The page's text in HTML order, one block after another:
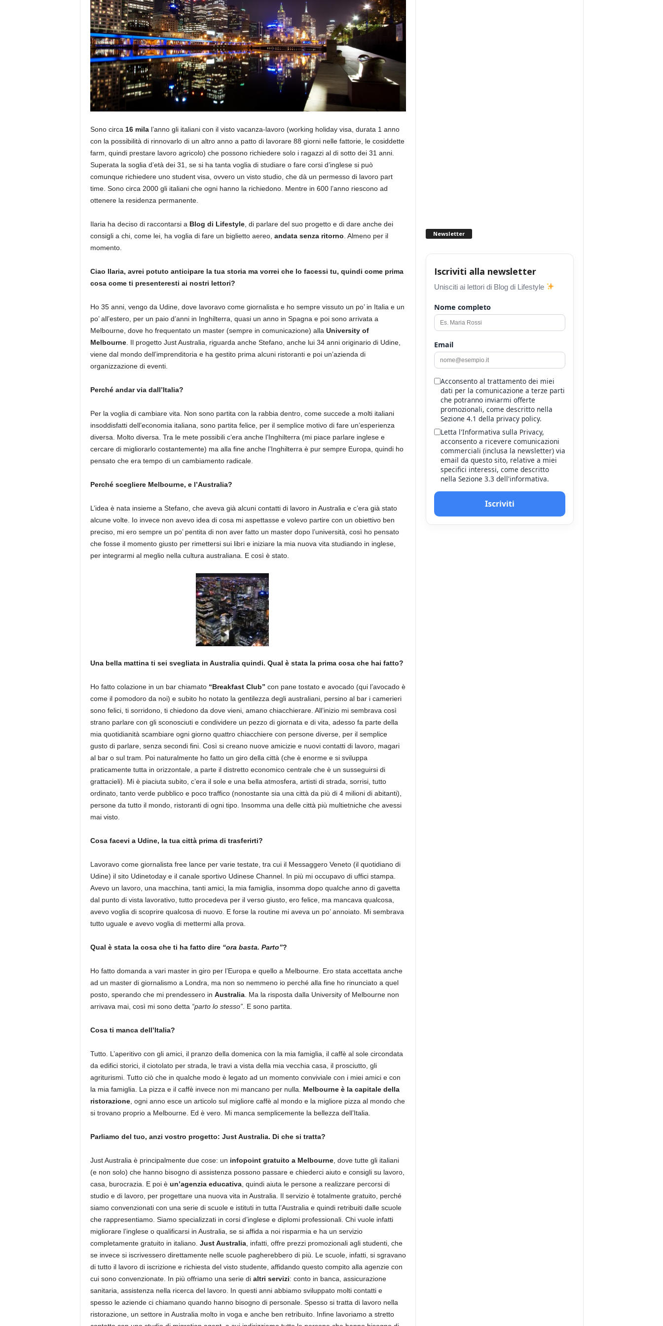
Sono circa 16 milal’anno gli italiani con il visto vacanza-lavoro (working holiday visa, durata 1 anno
con la possibilità di rinnovarlo di un altro anno a patto di lavorare 88 giorni nelle fattorie, le cosiddette
farm, quindi prestare lavoro agricolo) che possono richiedere solo i ragazzi al di sotto dei 31 anni.
Superata la soglia d’età dei 31, se si ha tanta voglia di studiare o fare corsi d’inglese si può
comunque richiedere uno student visa, ovvero un visto studio, che dà un permesso di lavoro part
time. Sono circa 2000 gli italiani che ogni hanno la richiedono. Mentre in 600 l’anno riescono ad
ottenere la residenza permanente.
Ilaria ha deciso di raccontarsi a Blog di Lifestyle, di parlare del suo progetto e di dare anche dei
consigli a chi, come lei, ha voglia di fare un biglietto aereo, andata senza ritorno . Almeno per il
momento.
Ciao Ilaria, avrei potuto anticipare la tua storia ma vorrei che lo facessi tu, quindi come prima
cosa come ti presenteresti ai nostri lettori?
Ho 35 anni, vengo da Udine, dove lavoravo come giornalista e ho sempre vissuto un po’ in Italia e un
po’ all’estero, per un paio d’anni in Inghilterra, quasi un anno in Spagna e poi sono arrivata a
Melbourne, dove ho frequentato un master (sempre in comunicazione) alla University of
Melbourne. Il progetto Just Australia, riguarda anche Stefano, anche lui 34 anni originario di Udine,
viene dal mondo dell’imprenditoria e ha gestito prima alcuni ristoranti e poi un’azienda di
organizzazione di eventi.
Perché andar via dall’Italia?
Per la voglia di cambiare vita. Non sono partita con la rabbia dentro, come succede a molti italiani
insoddisfatti dell’economia italiana, sono partita felice, per il semplice motivo di fare un’esperienza
diversa. Molto diversa. Tra le mete possibili c’era anche l’Inghilterra (mi piace parlare inglese e
cercare di migliorarlo costantemente) ma alla fine anche l’Inghilterra è pur sempre Europa, quindi ho
pensato che era tempo di un cambiamento radicale.
Perché scegliere Melbourne, e l’Australia?
L’idea è nata insieme a Stefano, che aveva già alcuni contatti di lavoro in Australia e c’era già stato
alcune volte. Io invece non avevo idea di cosa mi aspettasse e volevo partire con un obiettivo ben
preciso, mi ero sempre un po’ pentita di non aver fatto un master dopo l’università, così ho pensato
che fosse il momento giusto per rimettersi sui libri e iniziare la mia nuova vita studiando in inglese,
per integrarmi al meglio nella cultura australiana. E così è stato.
Una bella mattina ti sei svegliata in Australia quindi. Qual è stata la prima cosa che hai fatto?
Ho fatto colazione in un bar chiamato“Breakfast Club” con pane tostato e avocado (qui l’avocado è
come il pomodoro da noi) e subito ho notato la gentilezza degli australiani, persino al bar i camerieri
sono felici, ti sorridono, ti chiedono da dove vieni, amano chiacchierare. All’inizio mi sembrava così
strano parlare con gli sconosciuti e condividere un pezzo di giornata e di vita, adesso fa parte della
mia quotidianità scambiare ogni giorno quattro chiacchiere con persone diverse, per il semplice
gusto di parlare, senza secondi fini. Così si creano nuove amicizie e nuovi contatti di lavoro, magari
al bar o sul tram. Poi naturalmente ho fatto un giro della città (che è enorme e si sviluppa
praticamente tutta in orizzontale, a parte il distretto economico centrale che è un susseguirsi di
grattacieli). Mi è piaciuta subito, c’era il sole e una bella atmosfera, artisti di strada, sorrisi, tutto
ordinato, tanto verde pubblico e poco traffico (nonostante sia una città da più di 4 milioni di abitanti),
persone da tutto il mondo, ristoranti di ogni tipo. Insomma una delle città più multietniche che avessi
mai visto.
Cosa facevi a Udine, la tua città prima di trasferirti?
Lavoravo come giornalista free lance per varie testate, tra cui il Messaggero Veneto (il quotidiano di
Udine) il sito Udinetoday e il canale sportivo Udinese Channel. In più mi occupavo di uffici stampa.
Avevo un lavoro, una macchina, tanti amici, la mia famiglia, insomma dopo qualche anno di gavetta
dal punto di vista lavorativo, tutto procedeva per il verso giusto, ero felice, ma mancava qualcosa,
avevo voglia di scoprire qualcosa di nuovo. E forse la routine mi aveva un po’ annoiato. Mi sembrava
tutto uguale e avevo voglia di mettermi alla prova.
Qual è stata la cosa che ti ha fatto dire“ora basta. Parto”?
Ho fatto domanda a vari master in giro per l’Europa e quello a Melbourne. Ero stata accettata anche
ad un master di giornalismo a Londra, ma non so nemmeno io perché alla fine ho rinunciato a quel
posto, sperando che mi prendessero in Australia. Ma la risposta dalla University of Melbourne non
arrivava mai, così mi sono detta “parto lo stesso”. E sono partita.
Cosa ti manca dell’Italia?
Tutto. L’aperitivo con gli amici, il pranzo della domenica con la mia famiglia, il caffè al sole circondata
da edifici storici, il ciotolato per strada, le travi a vista della mia vecchia casa, il prosciutto, gli
agriturismi. Tutto ciò che in qualche modo è legato ad un momento conviviale con i miei amici e con
la mia famiglia. La pizza e il caffè invece non mi mancano per nulla. Melbourne è la capitale della
ristorazione, ogni anno esce un articolo sul migliore caffè al mondo e la migliore pizza al mondo che
si trovano proprio a Melbourne. Ed è vero. Mi manca semplicemente la bellezza dell’Italia.
Parliamo del tuo, anzi vostro progetto: Just Australia. Di che si tratta?
Just Australia è principalmente due cose: un infopoint gratuito a Melbourne, dove tutte gli italiani
(e non solo) che hanno bisogno di assistenza possono passare e chiederci aiuto e consigli su lavoro,
casa, burocrazia. E poi è un’agenzia educativa, quindi aiuta le persone a realizzare percorsi di
studio e di lavoro, per progettare una nuova vita in Australia. Il servizio è totalmente gratuito, perché
siamo convenzionati con una serie di scuole e istituti in tutta l’Australia e quindi retribuiti dalle scuole
che rappresentiamo. Siamo specializzati in corsi d’inglese e diplomi professionali. Chi vuole infatti
migliorare l’inglese o qualificarsi in Australia, se si affida a noi risparmia e ha un servizio
completamente gratuito in italiano. Just Australia, infatti, offre prezzi promozionali agli studenti, che
se invece si iscrivessero direttamente nelle scuole pagherebbero di più. Le scuole, infatti, si sgravano
di tutto il lavoro di iscrizione e richiesta del visto studente, affidando questo compito alla agenzie con
cui sono convenzionate. In più offriamo una serie di altri servizi: conto in banca, assicurazione
sanitaria, assistenza nella ricerca del lavoro. In questi anni abbiamo sviluppato molti contatti e
spesso le aziende ci chiamano quando hanno bisogno di personale. Spesso si tratta di lavoro nella
ristorazione, un settore in Australia molto in voga e anche ben retribuito. Infine lavoriamo a stretto
Newsletter
Iscriviti alla newsletter
Unisciti ai lettori di Blog di Lifestyle
Nome completo
Email
Acconsento al trattamento dei miei
dati per la comunicazione a terze parti
che potranno inviarmi offerte
promozionali, come descritto nella
Sezione 4.1 della privacy policy.
Letta l'Informativa sulla Privacy,
acconsento a ricevere comunicazioni
commerciali (inclusa la newsletter) via
email da questo sito, relative a miei
specifici interessi, come descritto
nella Sezione 3.3 dell'informativa.
Iscriviti